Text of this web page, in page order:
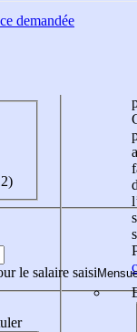
demandée
le salaire saisi